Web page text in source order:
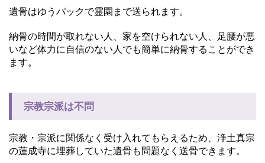
遺骨はゆうパックで霊園まで送られます。
納骨の時間が取れない人、家を空けられない人、足腰が悪
いなど体力に自信のない人でも簡単に納骨することができ
ます。
宗教宗派は不問
宗教・宗派に関係なく受け入れてもらえるため、浄土真宗
の蓮成寺に埋葬していた遺骨も問題なく送骨できます。